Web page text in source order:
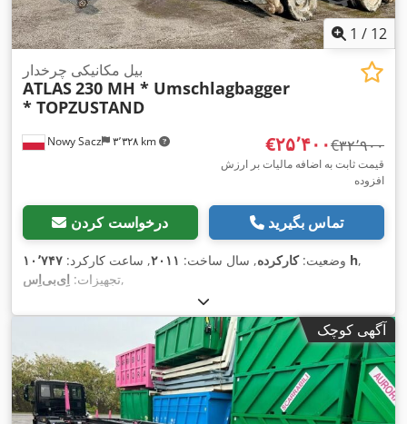
1 / 12
Nowy Sacz ۳٬۳۲۸ km
بیل مکانیکی چرخدار
ATLAS230 MH * Umschlagbagger
* TOPZUSTAND
‎€۲۵٬۴۰۰ ‎€۳۲٬۹۰۰
قیمت ثابت به اضافه مالیات بر ارزش
افزوده
درخواست کردن تماس بگیرید
وضعیت:کارکرده, سال ساخت: ۲۰۱۱, ساعت کارکرد: ۱۰٬۷۴۷ h,
تجهیزات:,
آگهی کوچک